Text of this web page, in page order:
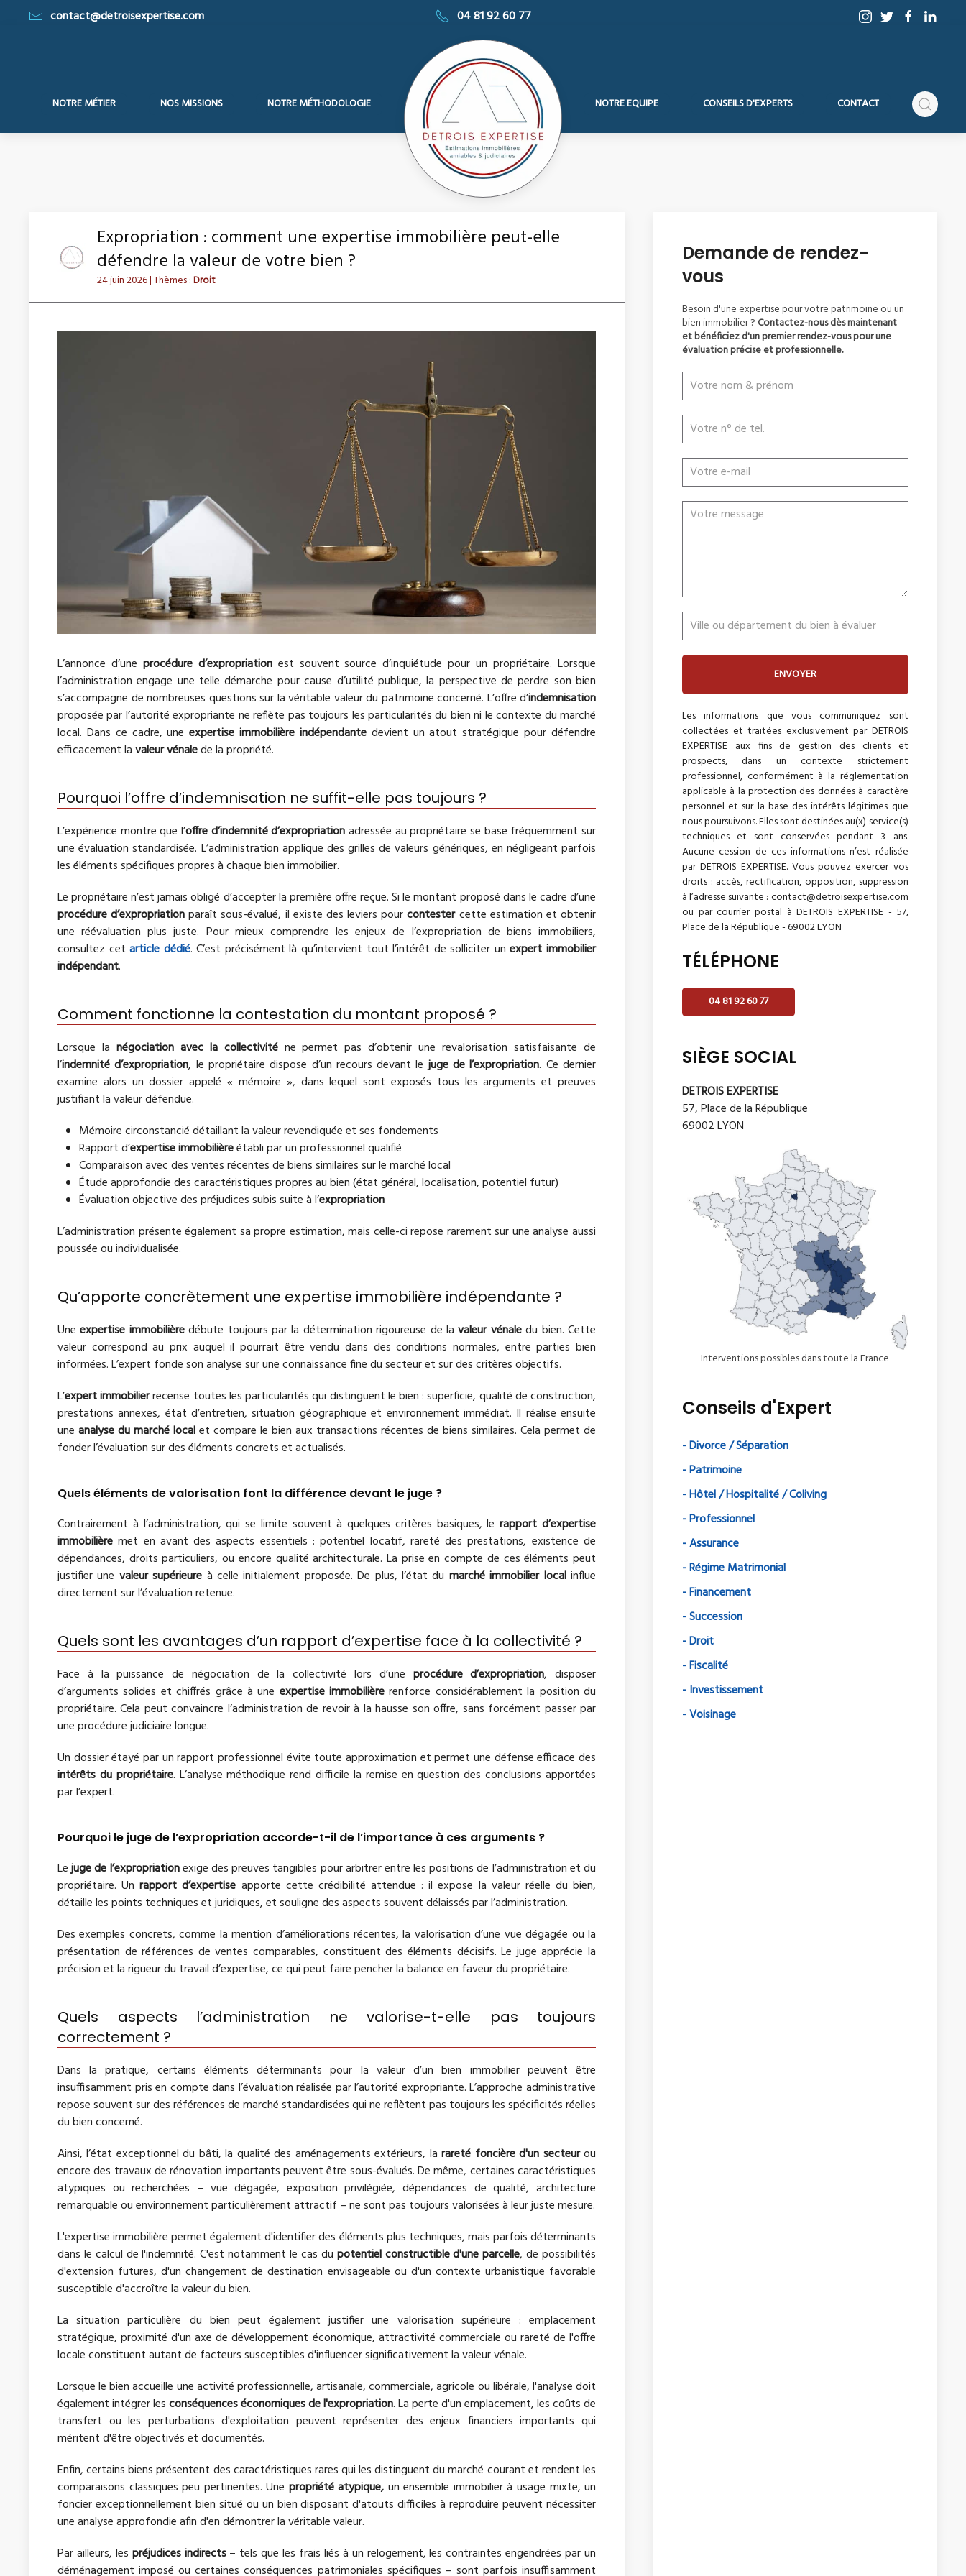
contact@detroisexpertise.com 04 81 92 60 77
NOTRE MÉTIER NOS MISSIONS NOTRE MÉTHODOLOGIE NOTRE EQUIPE CONSEILS D'EXPERTS CONTACT
Expropriation : comment une expertise immobilière peut-elle
défendre la valeur de votre bien ?
24 juin 2026| Thèmes :Droit
L’annonce d’une procédure d’expropriationest souvent source d’inquiétude pour un propriétaire. Lorsque
l’administration engage une telle démarche pour cause d’utilité publique, la perspective de perdre son bien
s’accompagne de nombreuses questions sur la véritable valeur du patrimoine concerné. L’offre d’indemnisation
proposée par l’autorité expropriante ne reflète pas toujours les particularités du bien ni le contexte du marché
local. Dans ce cadre, uneexpertise immobilière indépendantedevient un atout stratégique pour défendre
efficacement lavaleur vénalede la propriété.
Pourquoi l’offre d’indemnisation ne suffit-elle pas toujours ?
L’expérience montre que l’offre d’indemnité d’expropriationadressée au propriétaire se base fréquemment sur
une évaluation standardisée. L’administration applique des grilles de valeurs génériques, en négligeant parfois
les éléments spécifiques propres à chaque bien immobilier.
Le propriétaire n’est jamais obligé d’accepter la première offre reçue. Si le montant proposé dans le cadre d’une
procédure d’expropriationparaît sous-évalué, il existe des leviers pourcontestercette estimation et obtenir
une réévaluation plus juste. Pour mieux comprendre les enjeux de l’expropriation de biens immobiliers,
consultez cetarticle dédié. C’est précisément là qu’intervient tout l’intérêt de solliciter unexpert immobilier
indépendant.
Comment fonctionne la contestation du montant proposé ?
Lorsque la négociation avec la collectiviténe permet pas d’obtenir une revalorisation satisfaisante de
l’indemnité d’expropriation, le propriétaire dispose d’un recours devant lejuge de l’expropriation. Ce dernier
examine alors un dossier appelé « mémoire », dans lequel sont exposés tous les arguments et preuves
justifiant la valeur défendue.
Mémoire circonstancié détaillant la valeur revendiquée et ses fondements
Rapport d’expertise immobilièreétabli par un professionnel qualifié
Comparaison avec des ventes récentes de biens similaires sur le marché local
Étude approfondie des caractéristiques propres au bien (état général, localisation, potentiel futur)
Évaluation objective des préjudices subis suite à l’expropriation
L’administration présente également sa propre estimation, mais celle-ci repose rarement sur une analyse aussi
poussée ou individualisée.
Qu’apporte concrètement une expertise immobilière indépendante ?
Uneexpertise immobilièredébute toujours par la détermination rigoureuse de lavaleur vénaledu bien. Cette
valeur correspond au prix auquel il pourrait être vendu dans des conditions normales, entre parties bien
informées. L’expert fonde son analyse sur une connaissance fine du secteur et sur des critères objectifs.
L’expert immobilierrecense toutes les particularités qui distinguent le bien : superficie, qualité de construction,
prestations annexes, état d’entretien, situation géographique et environnement immédiat. Il réalise ensuite
uneanalyse du marché localet compare le bien aux transactions récentes de biens similaires. Cela permet de
fonder l’évaluation sur des éléments concrets et actualisés.
Quels éléments de valorisation font la différence devant le juge ?
Contrairement à l’administration, qui se limite souvent à quelques critères basiques, lerapport d’expertise
immobilière met en avant des aspects essentiels : potentiel locatif, rareté des prestations, existence de
dépendances, droits particuliers, ou encore qualité architecturale. La prise en compte de ces éléments peut
justifier une valeur supérieure à celle initialement proposée. De plus, l’état du marché immobilier localinflue
directement sur l’évaluation retenue.
Quels sont les avantages d’un rapport d’expertise face à la collectivité ?
Face à la puissance de négociation de la collectivité lors d’une procédure d’expropriation, disposer
d’arguments solides et chiffrés grâce à une expertise immobilière renforce considérablement la position du
propriétaire. Cela peut convaincre l’administration de revoir à la hausse son offre, sans forcément passer par
une procédure judiciaire longue.
Un dossier étayé par un rapport professionnel évite toute approximation et permet une défense efficace des
intérêts du propriétaire. L’analyse méthodique rend difficile la remise en question des conclusions apportées
par l’expert.
Pourquoi le juge de l’expropriation accorde-t-il de l’importance à ces arguments ?
Lejuge de l’expropriationexige des preuves tangibles pour arbitrer entre les positions de l’administration et du
propriétaire. Unrapport d’expertise apporte cette crédibilité attendue : il expose la valeur réelle du bien,
détaille les points techniques et juridiques, et souligne des aspects souvent délaissés par l’administration.
Des exemples concrets, comme la mention d’améliorations récentes, la valorisation d’une vue dégagée ou la
présentation de références de ventes comparables, constituent des éléments décisifs. Le juge apprécie la
précision et la rigueur du travail d’expertise, ce qui peut faire pencher la balance en faveur du propriétaire.
Quels aspects l’administration ne valorise-t-elle pas toujours
correctement ?
Dans la pratique, certains éléments déterminants pour la valeur d’un bien immobilier peuvent être
insuffisamment pris en compte dans l’évaluation réalisée par l’autorité expropriante. L’approche administrative
repose souvent sur des références de marché standardisées qui ne reflètent pas toujours les spécificités réelles
du bien concerné.
Ainsi, l’état exceptionnel du bâti, la qualité des aménagements extérieurs, larareté foncière d'un secteurou
encore des travaux de rénovation importants peuvent être sous-évalués. De même, certaines caractéristiques
atypiques ou recherchées – vue dégagée, exposition privilégiée, dépendances de qualité, architecture
remarquable ou environnement particulièrement attractif – ne sont pas toujours valorisées à leur juste mesure.
L'expertise immobilière permet également d'identifier des éléments plus techniques, mais parfois déterminants
dans le calcul de l'indemnité. C'est notamment le cas du potentiel constructible d'une parcelle, de possibilités
d'extension futures, d'un changement de destination envisageable ou d'un contexte urbanistique favorable
susceptible d'accroître la valeur du bien.
La situation particulière du bien peut également justifier une valorisation supérieure : emplacement
stratégique, proximité d'un axe de développement économique, attractivité commerciale ou rareté de l'offre
locale constituent autant de facteurs susceptibles d'influencer significativement la valeur vénale.
Lorsque le bien accueille une activité professionnelle, artisanale, commerciale, agricole ou libérale, l'analyse doit
également intégrer lesconséquences économiques de l'expropriation. La perte d'un emplacement, les coûts de
transfert ou les perturbations d'exploitation peuvent représenter des enjeux financiers importants qui
méritent d'être objectivés et documentés.
Enfin, certains biens présentent des caractéristiques rares qui les distinguent du marché courant et rendent les
comparaisons classiques peu pertinentes. Une propriété atypique, un ensemble immobilier à usage mixte, un
foncier exceptionnellement bien situé ou un bien disposant d'atouts difficiles à reproduire peuvent nécessiter
une analyse approfondie afin d'en démontrer la véritable valeur.
Par ailleurs, les préjudices indirects– tels que les frais liés à un relogement, les contraintes engendrées par un
déménagement imposé ou certaines conséquences patrimoniales spécifiques – sont parfois insuffisamment
Demande de rendez-
vous
Besoin d'une expertise pour votre patrimoine ou un
bien immobilier ?Contactez-nous dès maintenant
et bénéficiez d'un premier rendez-vous pour une
évaluation précise et professionnelle.
ENVOYER
Les informations que vous communiquez sont
collectées et traitées exclusivement par DETROIS
EXPERTISE aux fins de gestion des clients et
prospects, dans un contexte strictement
professionnel, conformément à la réglementation
applicable à la protection des données à caractère
personnel et sur la base des intérêts légitimes que
nous poursuivons. Elles sont destinées au(x) service(s)
techniques et sont conservées pendant 3 ans.
Aucune cession de ces informations n’est réalisée
par DETROIS EXPERTISE. Vous pouvez exercer vos
droits : accès, rectification, opposition, suppression
à l’adresse suivante : contact@detroisexpertise.com
ou par courrier postal à DETROIS EXPERTISE - 57,
Place de la République - 69002 LYON
TÉLÉPHONE
04 81 92 60 77
SIÈGE SOCIAL
DETROIS EXPERTISE
57, Place de la République
69002 LYON
Interventions possibles dans toute la France
Conseils d'Expert
- Divorce / Séparation
- Patrimoine
- Hôtel / Hospitalité / Coliving
- Professionnel
- Assurance
- Régime Matrimonial
- Financement
- Succession
- Droit
- Fiscalité
- Investissement
- Voisinage